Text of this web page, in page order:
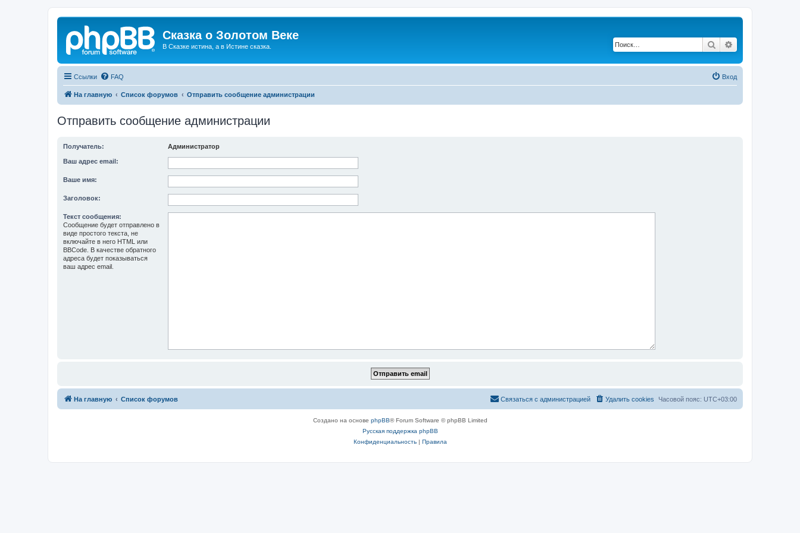
Сказка о Золотом Веке
В Сказке истина, а в Истине сказка. Поиск
Ссылки FAQ Вход
На главную Список форумов Отправить сообщение администрации
Отправить сообщение администрации
Получатель: Администратор
Ваш адрес email:
Ваше имя:
Заголовок:
Текст сообщения:
Сообщение будет отправлено в
виде простого текста, не
включайте в него HTML или
BBCode. В качестве обратного
адреса будет показываться
ваш адрес email.
На главную Список форумов Часовой пояс: UTC+03:00
Удалить cookies
Связаться с администрацией
Создано на основе phpBB® Forum Software © phpBB Limited
Русская поддержка phpBB
Конфиденциальность| Правила